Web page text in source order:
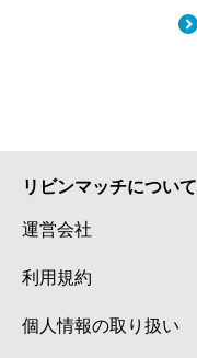
リビンマッチについて
運営会社
利用規約
個人情報の取り扱い